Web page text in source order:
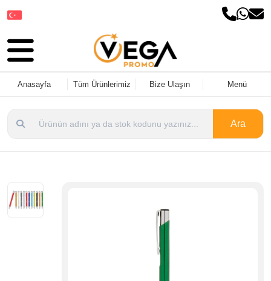
Anasayfa Tüm Ürünlerimiz Bize Ulaşın Menü
Ara